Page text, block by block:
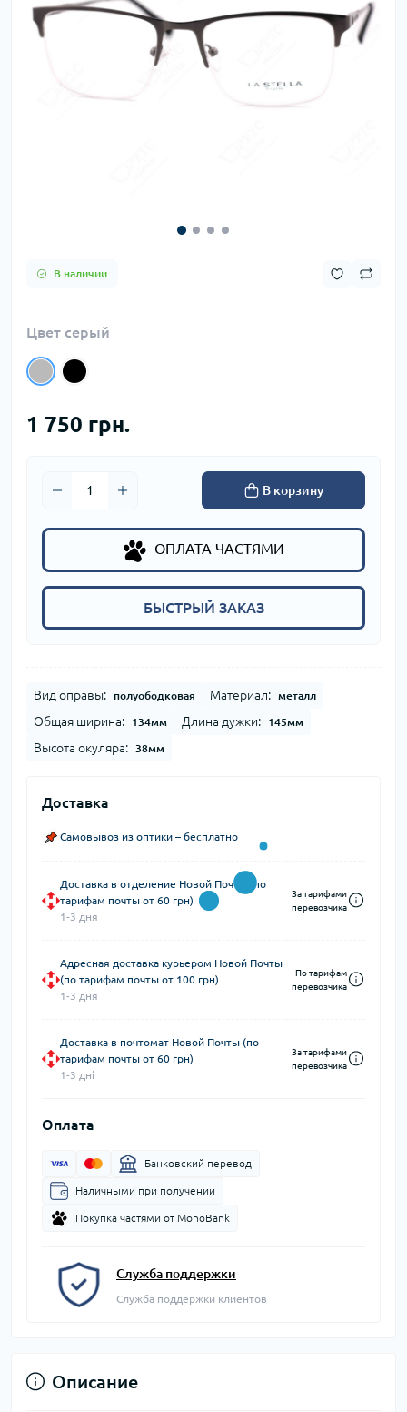
В наличии
Цвет серый
1 750 грн.
В корзину
ОПЛАТА ЧАСТЯМИ
БЫСТРЫЙ ЗАКАЗ
Вид оправы: полуободковая Материал: металл
Общая ширина: 134мм Длина дужки: 145мм
Высота окуляра: 38мм
Доставка
Самовывоз из оптики – бесплатно
Доставка в отделение Новой Почты (по
тарифам почты от 60 грн)
1-3 дня
За тарифами
перевозчика
Адресная доставка курьером Новой Почты
(по тарифам почты от 100 грн)
1-3 дня
По тарифам
перевозчика
Доставка в почтомат Новой Почты (по
тарифам почты от 60 грн)
1-3 дні
За тарифами
перевозчика
Оплата
Банковский перевод
Наличными при получении
Покупка частями от MonoBank
Служба поддержки
Служба поддержки клиентов
Описание